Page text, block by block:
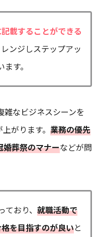
載することができる
ンジしステップアッ
す。
なビジネスシーンを
がります。 業務の優先
婚葬祭のマナーなどが問
ており、 就職活動で
を目指すのが良いと